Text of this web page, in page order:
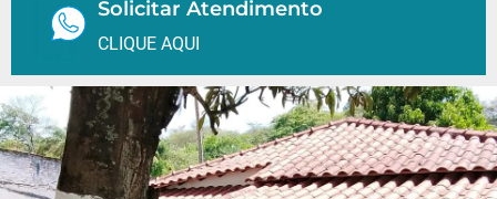
Solicitar Atendimento
CLIQUE AQUI